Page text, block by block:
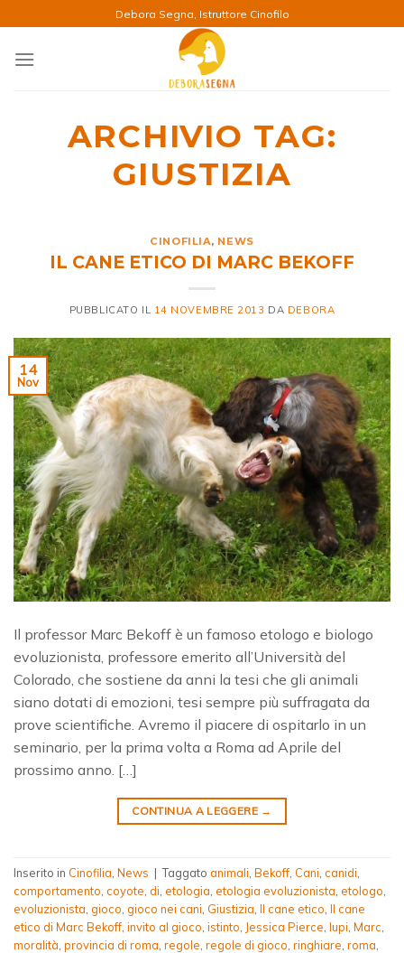
ai
contenuti
Debora Segna, Istruttore Cinofilo
ARCHIVIO TAG:
GIUSTIZIA
CINOFILIA, NEWS
IL CANE ETICO DI MARC BEKOFF
PUBBLICATO IL 14 NOVEMBRE 2013 DA DEBORA
14
Nov
Il professor Marc Bekoff è un famoso etologo e biologo
evoluzionista, professore emerito all’Università del
Colorado, che sostiene da anni la tesi che gli animali
siano dotati di emozioni, tesi sempre più suffragata da
prove scientifiche. Avremo il piacere di ospitarlo in un
seminario, per la prima volta a Roma ad Aprile del
prossimo anno. […]
CONTINUA A LEGGERE →
Inserito in Cinofilia News | Taggato animali Bekoff Cani canidi
comportamento coyote di etologia etologia evoluzionista etologo
evoluzionista gioco gioco nei cani Giustizia Il cane etico Il cane
etico di Marc Bekoff invito al gioco istinto Jessica Pierce lupi Marc
moralità provincia di roma regole regole di gioco ringhiare roma